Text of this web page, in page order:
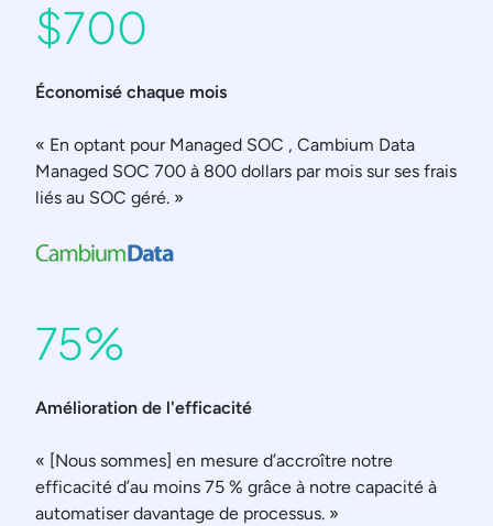
$700
Économisé chaque mois
« En optant pour Managed SOC , Cambium Data
Managed SOC 700 à 800 dollars par mois sur ses frais
liés au SOC géré. »
75%
Amélioration de l'efficacité
« [Nous sommes] en mesure d’accroître notre
efficacité d’au moins 75 % grâce à notre capacité à
automatiser davantage de processus. »